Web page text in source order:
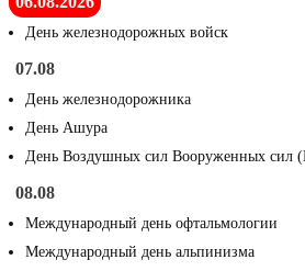
День железнодорожных войск
07.08
День железнодорожника
День Ашура
День Воздушных сил Вооруженных сил
08.08
Международный день офтальмологии
Международный день альпинизма